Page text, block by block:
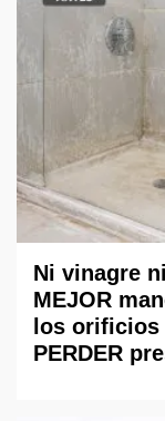
Ni vinagre
MEJOR
los
PERDER